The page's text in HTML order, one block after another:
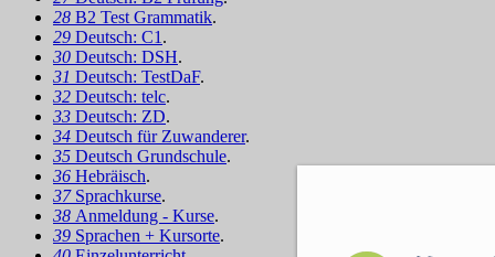
28 B2 Test Grammatik.
29 Deutsch: C1 .
30 Deutsch: DSH.
31 Deutsch: TestDaF.
32 Deutsch: telc.
33 Deutsch: ZD.
34 Deutsch für Zuwanderer.
35 Deutsch Grundschule.
36 Hebräisch.
37 Sprachkurse.
38 Anmeldung - Kurse.
39 Sprachen + Kursorte.